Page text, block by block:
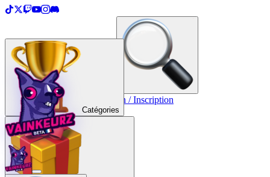
Créer une TopList Connexion / Inscription
Catégories